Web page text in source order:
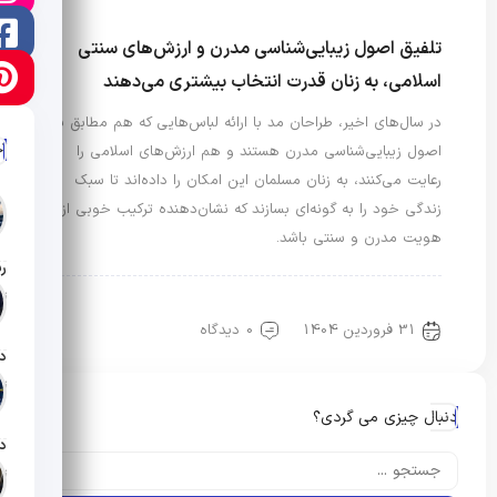
تلفیق اصول زیبایی‌شناسی مدرن و ارزش‌های سنتی
اسلامی، به زنان قدرت انتخاب بیشتری می‌دهند
در سال‌های اخیر، طراحان مد با ارائه لباس‌هایی که هم مطابق با
اصول زیبایی‌شناسی مدرن هستند و هم ارزش‌های اسلامی را
رعایت می‌کنند، به زنان مسلمان این امکان را داده‌اند تا سبک
زندگی خود را به گونه‌ای بسازند که نشان‌دهنده ترکیب خوبی از
هویت مدرن و سنتی باشد.
31 فروردین 1404 0 دیدگاه
دنبال چیزی می گردی؟